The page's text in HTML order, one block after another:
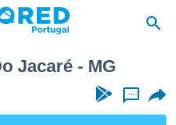
Jacaré - MG
...